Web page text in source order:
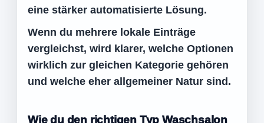
eine stärker automatisierte Lösung.
Wenn du mehrere lokale Einträge
vergleichst, wird klarer, welche Optionen
wirklich zur gleichen Kategorie gehören
und welche eher allgemeiner Natur sind.
Wie du den richtigen Typ Waschsalon